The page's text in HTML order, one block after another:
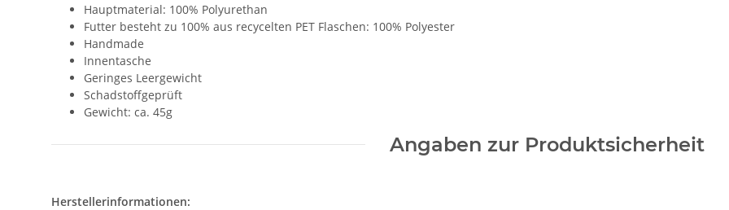
Hauptmaterial: 100% Polyurethan
Futter besteht zu 100% aus recycelten PET Flaschen: 100% Polyester
Handmade
Innentasche
Geringes Leergewicht
Schadstoffgeprüft
Gewicht: ca. 45g
Angaben zur Produktsicherheit
Herstellerinformationen: